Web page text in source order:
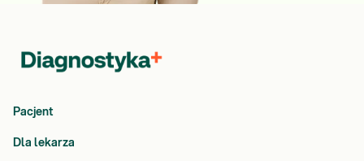
Pacjent
Dla lekarza